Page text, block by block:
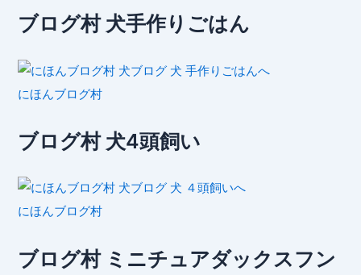
ブログ村 犬手作りごはん
にほんブログ村
ブログ村 犬4頭飼い
にほんブログ村
ブログ村 ミニチュアダックスフン